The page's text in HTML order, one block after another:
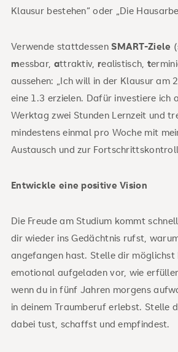
Klausur bestehen“ oder „Die
Verwende stattdessen SMART-Ziele (
messbar, attraktiv, realistisch, t
aussehen: „Ich will in der Klausur am
eine 1.3 erzielen. Dafür investiere ich
Werktag zwei Stunden Lernzeit und
mindestens einmal pro Woche mit
Austausch und zur
Entwickle eine positive Vision
Die Freude am Studium kommt
dir wieder ins Gedächtnis rufst,
angefangen hast. Stelle dir möglichst
emotional aufgeladen vor, wie
wenn du in fünf Jahren morgens
in deinem Traumberuf erlebst. Stelle
dabei tust, schaffst und empfindest.